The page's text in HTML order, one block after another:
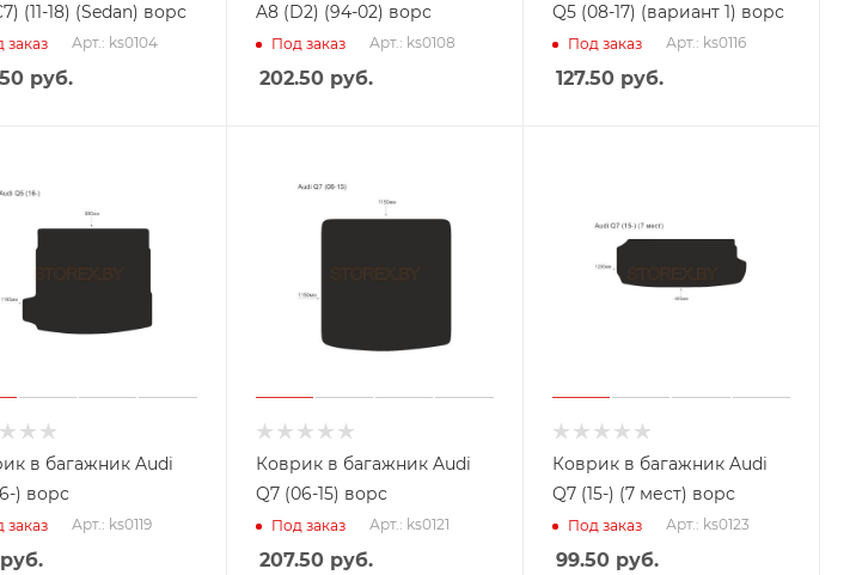
(11-18) (Sedan) ворс
заказ Арт.: ks0104
руб.
A8 (D2) (94-02) ворс
Под заказ Арт.: ks0108
202.50руб.
Q5 (08-17) (вариант 1) ворс
Под заказ Арт.: ks0116
127.50руб.
в багажник Audi
) ворс
заказ Арт.: ks0119
руб.
Коврик в багажник Audi
Q7 (06-15) ворс
Под заказ Арт.: ks0121
207.50руб.
Коврик в багажник Audi
Q7 (15-) (7 мест) ворс
Под заказ Арт.: ks0123
99.50руб.